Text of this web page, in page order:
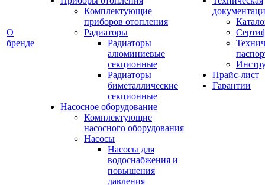
О
бренде
Комплектующие
приборов отопления
Радиаторы
Радиаторы
алюминиевые
секционные
Радиаторы
биметаллические
секционные
Насосное оборудование
Комплектующие
насосного оборудования
Насосы
Насосы для
водоснабжения и
повышения
давления
Прайс-лист
Гарантии